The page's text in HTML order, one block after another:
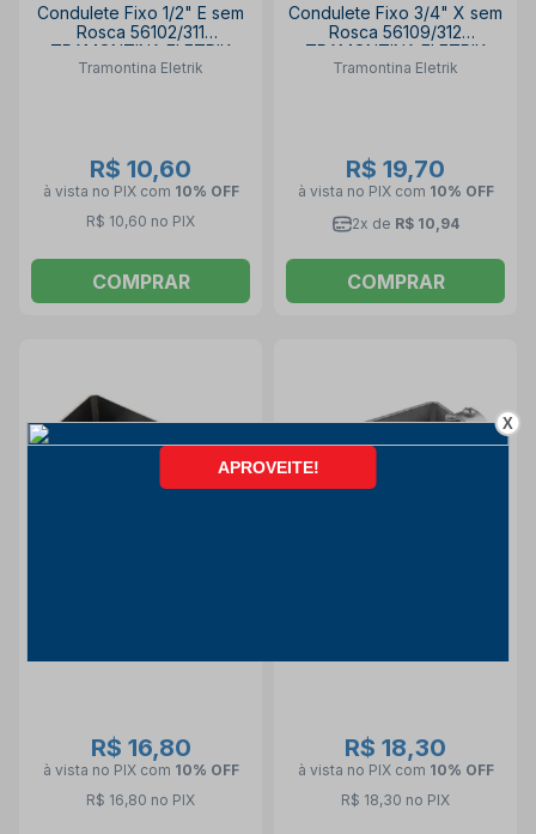
Condulete Fixo 1/2" E sem
Rosca 56102/311
TRAMONTINA ELETRIK
Tramontina Eletrik
R$ 10,60
à vista no PIX com 10% OFF
R$ 10,60 no PIX
COMPRAR
Condulete Fixo 3/4" X sem
Rosca 56109/312
TRAMONTINA ELETRIK
Tramontina Eletrik
R$ 19,70
à vista no PIX com 10% OFF
2x de R$ 10,94
COMPRAR
R$ 16,80
à vista no PIX com 10% OFF
R$ 16,80 no PIX
R$ 18,30
à vista no PIX com 10% OFF
R$ 18,30 no PIX
X